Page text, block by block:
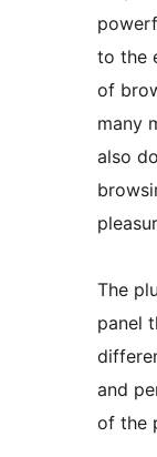
to the
of
many
also
The
panel
and
of the